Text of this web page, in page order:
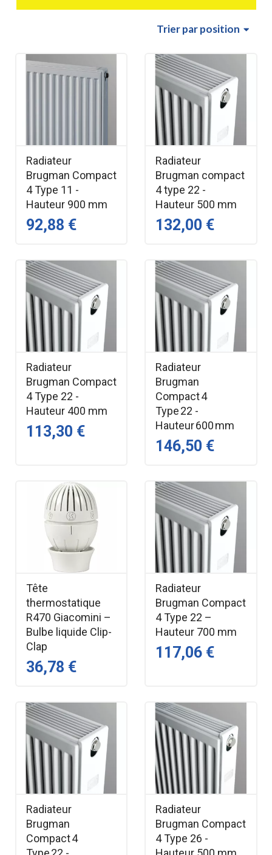
Trierpar position
Radiateur
Brugman Compact
4 Type 11 -
Hauteur 900 mm
92,88 €
Radiateur
Brugman compact
4 type 22 -
Hauteur 500 mm
132,00 €
Radiateur
Brugman Compact
4 Type 22 -
Hauteur 400 mm
113,30 €
Radiateur
Brugman
Compact 4
Type 22 -
Hauteur 600 mm
146,50 €
Tête
thermostatique
R470 Giacomini –
Bulbe liquide Clip-
Clap
36,78 €
Radiateur
Brugman Compact
4 Type 22 –
Hauteur 700 mm
117,06 €
Radiateur
Brugman
Compact 4
Radiateur
Brugman Compact
4 Type 26 -